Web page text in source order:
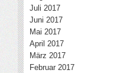
Juli 2017
Juni 2017
Mai 2017
April 2017
März 2017
Februar 2017